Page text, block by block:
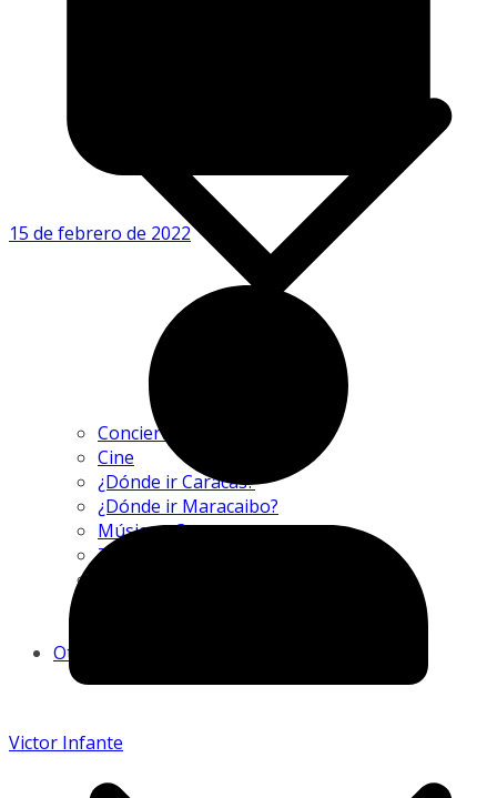
Conciertos
Cine
¿Dónde ir Caracas?
¿Dónde ir Maracaibo?
Música y Cantantes
Talento Nacional
Otros
15 de febrero de 2022
Victor Infante